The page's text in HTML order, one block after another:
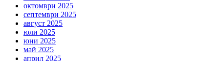
октомври 2025
септември 2025
август 2025
юли 2025
юни 2025
май 2025
април 2025